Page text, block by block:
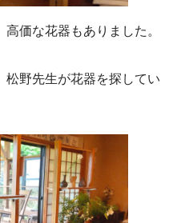
価な花器もありました。
松野先生が花器を探してい